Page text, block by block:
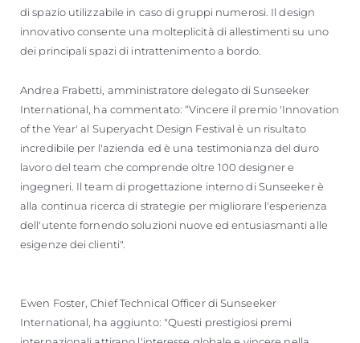
di spazio utilizzabile in caso di gruppi numerosi. Il design
innovativo consente una molteplicità di allestimenti su uno
dei principali spazi di intrattenimento a bordo.
Andrea Frabetti, amministratore delegato di Sunseeker
International, ha commentato: “Vincere il premio 'Innovation
of the Year' al Superyacht Design Festival è un risultato
incredibile per l'azienda ed è una testimonianza del duro
lavoro del team che comprende oltre 100 designer e
ingegneri. Il team di progettazione interno di Sunseeker è
alla continua ricerca di strategie per migliorare l'esperienza
dell'utente fornendo soluzioni nuove ed entusiasmanti alle
esigenze dei clienti".
Ewen Foster, Chief Technical Officer di Sunseeker
International, ha aggiunto: "Questi prestigiosi premi